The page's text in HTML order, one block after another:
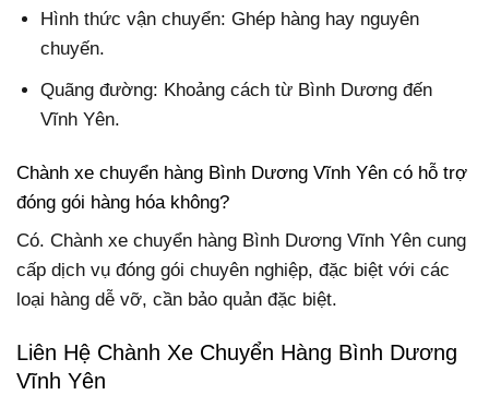
Hình thức vận chuyển: Ghép hàng hay nguyên
chuyến.
Quãng đường: Khoảng cách từ Bình Dương đến
Vĩnh Yên.
Chành xe chuyển hàng Bình Dương Vĩnh Yên có hỗ trợ
đóng gói hàng hóa không?
Có. Chành xe chuyển hàng Bình Dương Vĩnh Yên cung
cấp dịch vụ đóng gói chuyên nghiệp, đặc biệt với các
loại hàng dễ vỡ, cần bảo quản đặc biệt.
Liên Hệ Chành Xe Chuyển Hàng Bình Dương
Vĩnh Yên